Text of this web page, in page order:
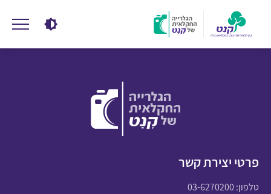
פרטי יצירת קשר
טלפון:03-6270200